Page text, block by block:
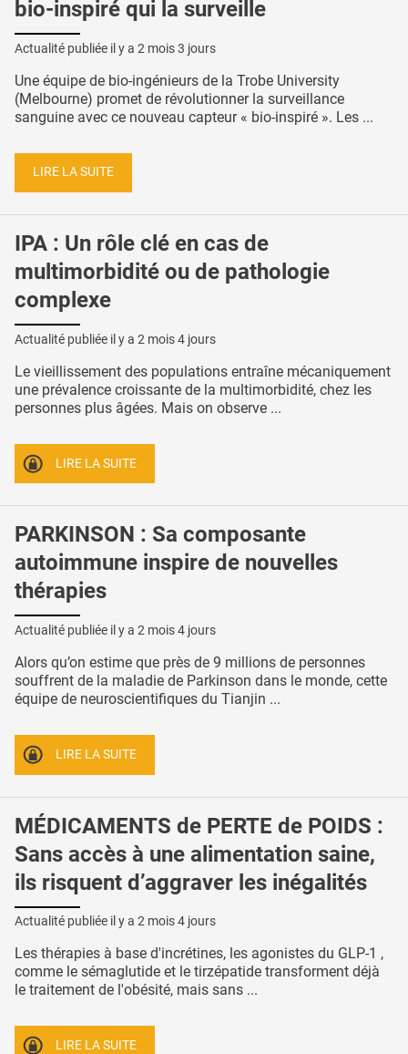
bio-inspiré qui la surveille
Actualité publiée il y a 2 mois 3 jours
Une équipe de bio-ingénieurs de la Trobe University
(Melbourne) promet de révolutionner la surveillance
sanguine avec ce nouveau capteur « bio-inspiré ». Les ...
LIRE LA SUITE
IPA : Un rôle clé en cas de
multimorbidité ou de pathologie
complexe
Actualité publiée il y a 2 mois 4 jours
Le vieillissement des populations entraîne mécaniquement
une prévalence croissante de la multimorbidité, chez les
personnes plus âgées. Mais on observe ...
LIRE LA SUITE
PARKINSON : Sa composante
autoimmune inspire de nouvelles
thérapies
Actualité publiée il y a 2 mois 4 jours
Alors qu’on estime que près de 9 millions de personnes
souffrent de la maladie de Parkinson dans le monde, cette
équipe de neuroscientifiques du Tianjin ...
LIRE LA SUITE
MÉDICAMENTS de PERTE de POIDS :
Sans accès à une alimentation saine,
ils risquent d’aggraver les inégalités
Actualité publiée il y a 2 mois 4 jours
Les thérapies à base d'incrétines, les agonistes du GLP-1 ,
comme le sémaglutide et le tirzépatide transforment déjà
le traitement de l'obésité, mais sans ...
LIRE LA SUITE